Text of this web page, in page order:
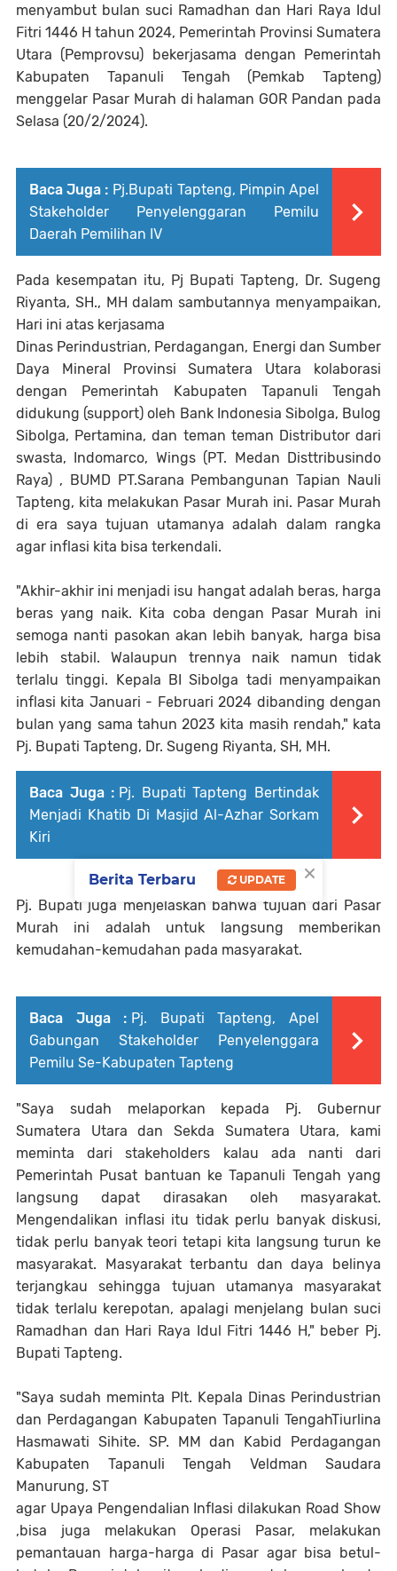
menyambut bulan suci Ramadhan dan Hari Raya Idul
Fitri 1446 H tahun 2024, Pemerintah Provinsi Sumatera
Utara (Pemprovsu) bekerjasama dengan Pemerintah
Kabupaten Tapanuli Tengah (Pemkab Tapteng)
menggelar Pasar Murah di halaman GOR Pandan pada
Selasa (20/2/2024).
Baca Juga : Pj.Bupati Tapteng, Pimpin Apel
Stakeholder Penyelenggaran Pemilu
Daerah Pemilihan IV
Pada kesempatan itu, Pj Bupati Tapteng, Dr. Sugeng
Riyanta, SH., MH dalam sambutannya menyampaikan,
Hari ini atas kerjasama
Dinas Perindustrian, Perdagangan, Energi dan Sumber
Daya Mineral Provinsi Sumatera Utara kolaborasi
dengan Pemerintah Kabupaten Tapanuli Tengah
didukung (support) oleh Bank Indonesia Sibolga, Bulog
Sibolga, Pertamina, dan teman teman Distributor dari
swasta, Indomarco, Wings (PT. Medan Disttribusindo
Raya) , BUMD PT.Sarana Pembangunan Tapian Nauli
Tapteng, kita melakukan Pasar Murah ini. Pasar Murah
di era saya tujuan utamanya adalah dalam rangka
agar inflasi kita bisa terkendali.
"Akhir-akhir ini menjadi isu hangat adalah beras, harga
beras yang naik. Kita coba dengan Pasar Murah ini
semoga nanti pasokan akan lebih banyak, harga bisa
lebih stabil. Walaupun trennya naik namun tidak
terlalu tinggi. Kepala BI Sibolga tadi menyampaikan
inflasi kita Januari - Februari 2024 dibanding dengan
bulan yang sama tahun 2023 kita masih rendah," kata
Pj. Bupati Tapteng, Dr. Sugeng Riyanta, SH, MH.
Baca Juga : Pj. Bupati Tapteng Bertindak
Menjadi Khatib Di Masjid Al-Azhar Sorkam
Kiri
Pj. Bupati juga menjelaskan bahwa tujuan dari Pasar
Murah ini adalah untuk langsung memberikan
kemudahan-kemudahan pada masyarakat.
Baca Juga : Pj. Bupati Tapteng, Apel
Gabungan Stakeholder Penyelenggara
Pemilu Se-Kabupaten Tapteng
"Saya sudah melaporkan kepada Pj. Gubernur
Sumatera Utara dan Sekda Sumatera Utara, kami
meminta dari stakeholders kalau ada nanti dari
Pemerintah Pusat bantuan ke Tapanuli Tengah yang
langsung dapat dirasakan oleh masyarakat.
Mengendalikan inflasi itu tidak perlu banyak diskusi,
tidak perlu banyak teori tetapi kita langsung turun ke
masyarakat. Masyarakat terbantu dan daya belinya
terjangkau sehingga tujuan utamanya masyarakat
tidak terlalu kerepotan, apalagi menjelang bulan suci
Ramadhan dan Hari Raya Idul Fitri 1446 H," beber Pj.
Bupati Tapteng.
"Saya sudah meminta Plt. Kepala Dinas Perindustrian
dan Perdagangan Kabupaten Tapanuli TengahTiurlina
Hasmawati Sihite. SP. MM dan Kabid Perdagangan
Kabupaten Tapanuli Tengah Veldman Saudara
Manurung, ST
agar Upaya Pengendalian Inflasi dilakukan Road Show
,bisa juga melakukan Operasi Pasar, melakukan
pemantauan harga-harga di Pasar agar bisa betul-
×
Berita Terbaru UPDATE